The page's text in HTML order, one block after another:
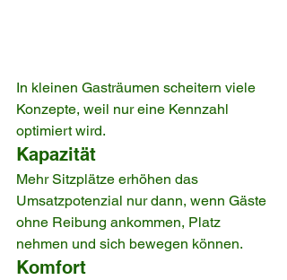
In kleinen Gasträumen scheitern viele
Konzepte, weil nur eine Kennzahl
optimiert wird.
Kapazität
Mehr Sitzplätze erhöhen das
Umsatzpotenzial nur dann, wenn Gäste
ohne Reibung ankommen, Platz
nehmen und sich bewegen können.
Komfort